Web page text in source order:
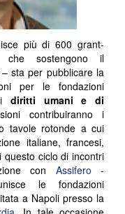
più di 600 grant-
che sostengono il
sta per pubblicare la
per le fondazioni
diritti umani e di
contribuiranno i
tavole rotonde a cui
italiane, francesi,
ciclo di incontri
con Assifero-
le fondazioni
a Napoli presso la